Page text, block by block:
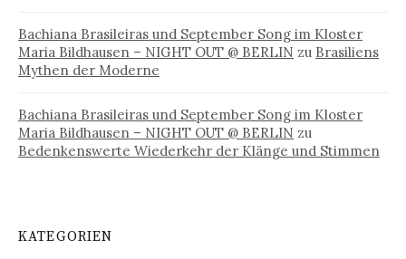
Bachiana Brasileiras und September Song im Kloster
Maria Bildhausen – NIGHT OUT @ BERLIN zu Brasiliens
Mythen der Moderne
Bachiana Brasileiras und September Song im Kloster
Maria Bildhausen – NIGHT OUT @ BERLIN zu
Bedenkenswerte Wiederkehr der Klänge und Stimmen
KATEGORIEN